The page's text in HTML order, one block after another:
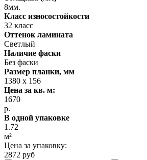
8мм.
Класс износостойкости
32 класс
Оттенок ламината
Светлый
Наличие фаски
Без фаски
Размер планки, мм
1380 x 156
Цена за кв. м:
1670
р.
В одной упаковке
1.72
м²
Цена за упаковку:
2872 руб